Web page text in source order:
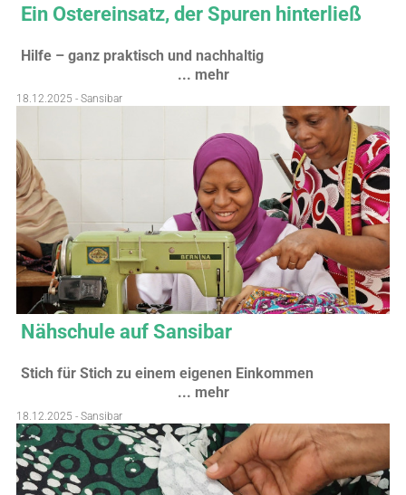
Ein Ostereinsatz, der Spuren hinterließ
Hilfe – ganz praktisch und nachhaltig
... mehr
18.12.2025 - Sansibar
Nähschule auf Sansibar
Stich für Stich zu einem eigenen Einkommen
... mehr
18.12.2025 - Sansibar